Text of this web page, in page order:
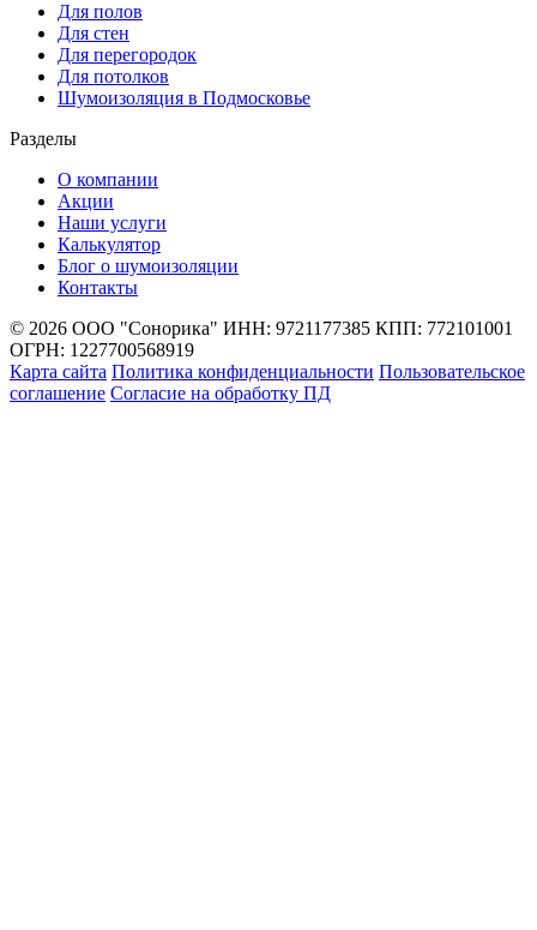
Для полов
Для стен
Для перегородок
Для потолков
Шумоизоляция в Подмосковье
Разделы
О компании
Акции
Наши услуги
Калькулятор
Блог о шумоизоляции
Контакты
© 2026 ООО "Сонорика" ИНН: 9721177385 КПП: 772101001
ОГРН: 1227700568919
Карта сайта Политика конфиденциальности Пользовательское
соглашение Согласие на обработку ПД